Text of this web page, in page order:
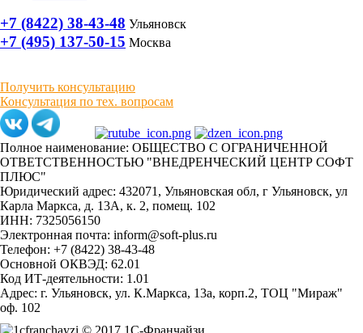
+7 (8422) 38-43-48 Ульяновск
+7 (495) 137-50-15 Москва
Получить консультацию
Консультация по тех. вопросам
Полное наименование: ОБЩЕСТВО С ОГРАНИЧЕННОЙ
ОТВЕТСТВЕННОСТЬЮ "ВНЕДРЕНЧЕСКИЙ ЦЕНТР СОФТ
ПЛЮС"
Юридический адрес: 432071, Ульяновская обл, г Ульяновск, ул
Карла Маркса, д. 13А, к. 2, помещ. 102
ИНН: 7325056150
Электронная почта: inform@soft-plus.ru
Телефон: +7 (8422) 38-43-48
Основной ОКВЭД: 62.01
Код ИТ-деятельности: 1.01
Адрес: г. Ульяновск, ул. К.Маркса, 13а, корп.2, ТОЦ "Мираж"
оф. 102
© 2017 1С-Франчайзи